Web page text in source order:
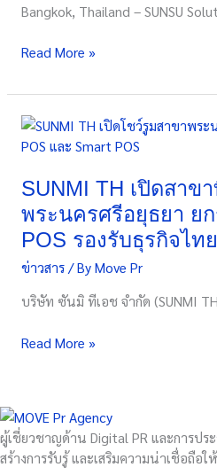
สู่
โลก
Bangkok, Thailand – SUNSU
THAIFEX
Anuga
2026
Read More »
SUNMI TH เปิดสาข
พระนครศรีอยุธยา ย
POS รองรับธุรกิจไท
ข่าวสาร/ ByMove Pr
บริษัท ซันมิ ทีเอช จำกัด (SUNMI
SUNMI
TH
สาขา
ที่
10
จังหวัด
พระนครศรีอยุธยา
ระดับ
POS
ไทย
ยุค
ดิจิทัล
Read More »
ผู้เชี่ยวชาญด้าน Digital PR และการปร
สร้างการรับรู้ และเสริมความน่าเชื่อถือ